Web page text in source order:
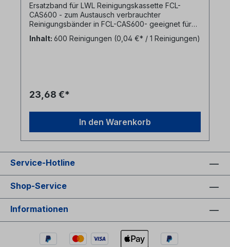
Ersatzband für LWL Reinigungskassette FCL-
CAS600 - zum Austausch verbrauchter
Reinigungsbänder in FCL-CAS600- geeignet für
bis zu 600 Reinigungen von LWL Steckern
Inhalt: 600 Reinigungen (0,04 €* / 1 Reinigungen)
23,68 €*
In den Warenkorb
Service-Hotline
Shop-Service
Informationen